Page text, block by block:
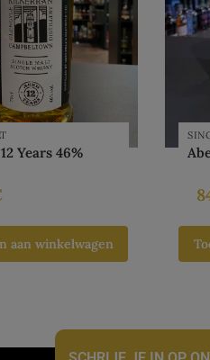
Years 46%
aan winkelwagen